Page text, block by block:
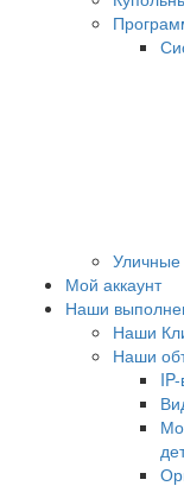
Мой аккаунт
Наши
Наши
Наши